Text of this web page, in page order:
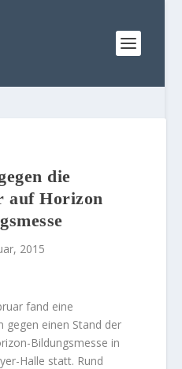
die
auf Horizon
2015
fand eine
gegen einen Stand der
Bildungsmesse in
Halle statt. Rund